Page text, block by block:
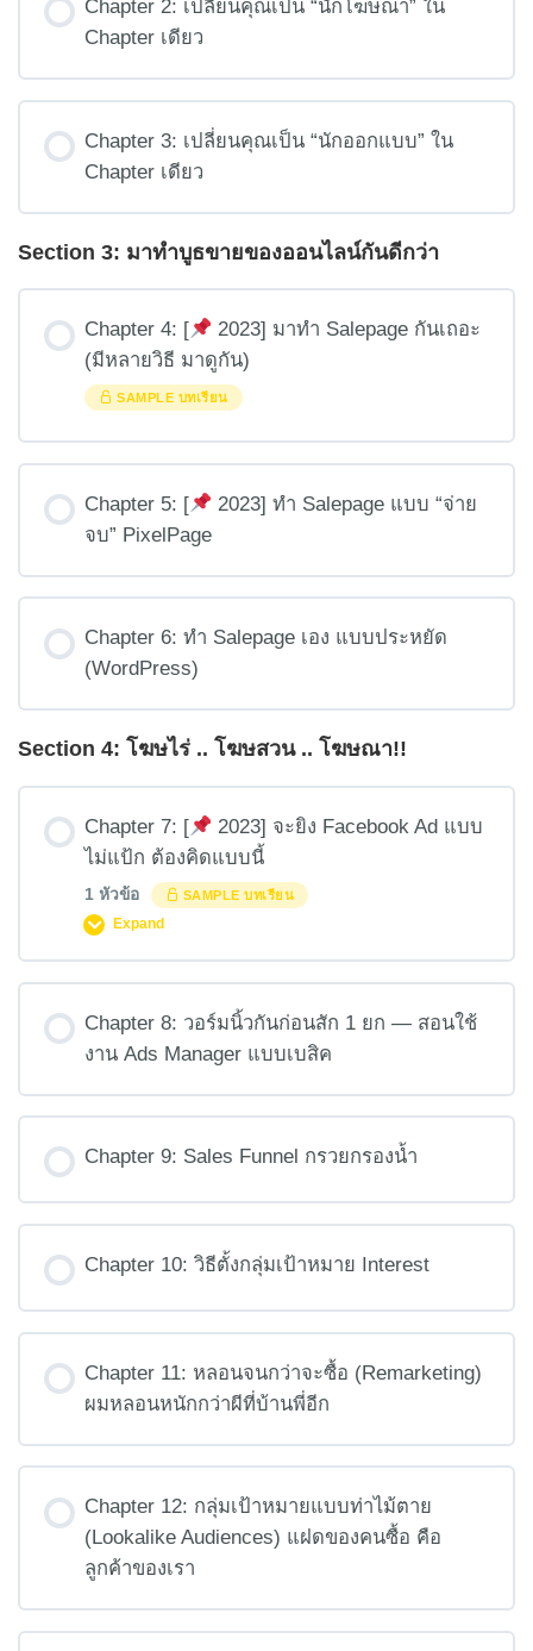
Chapter 2: เปลี่ยนคุณเป็น “นักโฆษณา” ใน
Chapter เดียว
Chapter 3: เปลี่ยนคุณเป็น “นักออกแบบ” ใน
Chapter เดียว
Section 3: มาทำบูธขายของออนไลน์กันดีกว่า
Chapter 4: [
2023] มาทำ Salepage กันเถอะ
(มีหลายวิธี มาดูกัน)
SAMPLE บทเรียน
Chapter 5: [
2023] ทำ Salepage แบบ “จ่าย
จบ” PixelPage
Chapter 6: ทำ Salepage เอง แบบประหยัด
(WordPress)
Section 4: โฆษไร่ .. โฆษสวน .. โฆษณา!!
Chapter 7: [
2023] จะยิง Facebook Ad แบบ
ไม่แป้ก ต้องคิดแบบนี้
1 หัวข้อ SAMPLE บทเรียน
Expand
0% COMPLETE 0/1 Steps
Ad
Chapter 8: วอร์มนิ้วกันก่อนสัก 1 ยก — สอนใช้
งาน Ads Manager แบบเบสิค
Chapter 9: Sales Funnel กรวยกรองน้ำ
Chapter 10: วิธีตั้งกลุ่มเป้าหมาย Interest
Chapter 11: หลอนจนกว่าจะซื้อ (Remarketing)
ผมหลอนหนักกว่าผีที่บ้านพี่อีก
Chapter 12: กลุ่มเป้าหมายแบบท่าไม้ตาย
(Lookalike Audiences) แฝดของคนซื้อ คือ
ลูกค้าของเรา